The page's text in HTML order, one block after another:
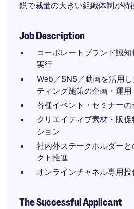
鋭で裁量の大きい組織体制が特
Job Description
コーポレートブランド認知
実行
Web／SNS／動画を活用
ティング施策の企画・運用
各種イベント・セミナーの
クリエイティブ素材・販
ション
社内外ステークホルダーと
クト推進
オンラインチャネル専用
The Successful Applicant